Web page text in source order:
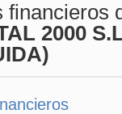
financieros
2000